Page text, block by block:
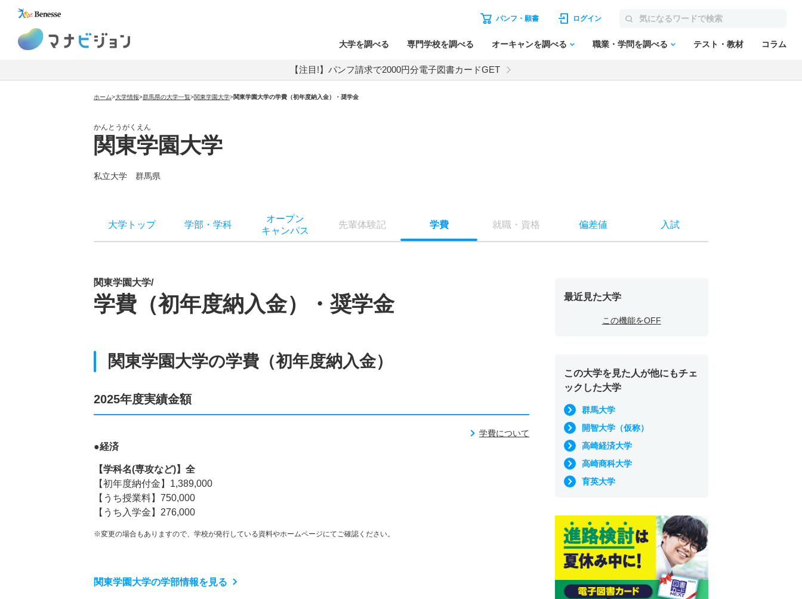
パンフ・願書 ログイン
大学を調べる 専門学校を調べる オーキャンを調べる 職業・学問を調べる テスト・教材 コラム
【注目!】パンフ請求で2000円分電子図書カードGET
ホーム>大学情報>群馬県の大学一覧>関東学園大学>関東学園大学の学費（初年度納入金）・奨学金
かんとうがくえん
関東学園大学
私立大学 群馬県
大学トップ 学部 ・ 学科
オープン
キャンパス
先輩体験記 学費 就職 ・ 資格 偏差値 入試
関東学園大学/
学費（初年度納入金）・奨学金
関東学園大学の学費（初年度納入金）
2025年度実績金額
学費について
●経済
【学科名(専攻など)】全
【初年度納付金】1,389,000
【うち授業料】750,000
【うち入学金】276,000
※変更の場合もありますので、学校が発行している資料やホームページにてご確認ください。
関東学園大学の学部情報を見る
最近見た大学
この機能をOFF
この大学を見た人が他にもチェ
ックした大学
群馬大学
開智大学（仮称）
高崎経済大学
高崎商科大学
育英大学